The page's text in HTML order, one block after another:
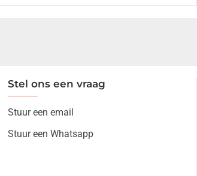
Stel ons een vraag
Stuur een email
Stuur een Whatsapp